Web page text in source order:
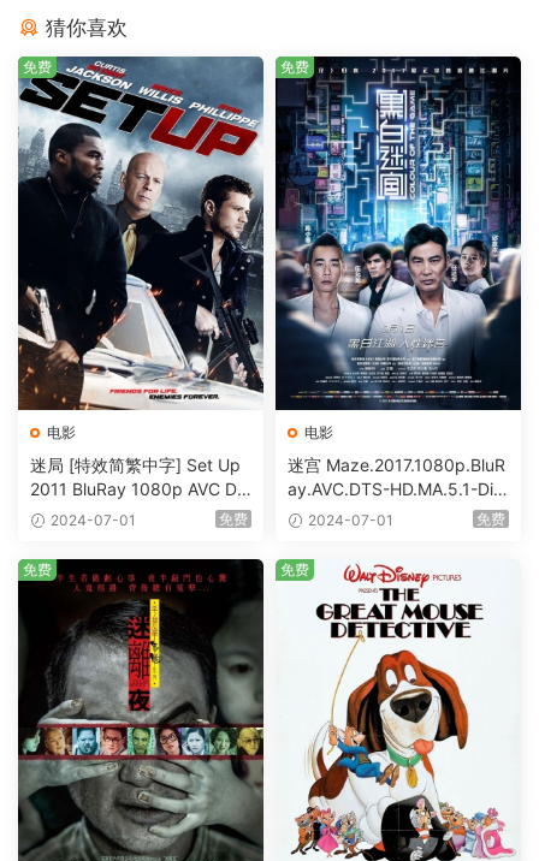
猜你喜欢
电影
迷局 [特效简繁中字] Set Up
2011 BluRay 1080p AVC DT
S-HD MA5.1-shhaclm@CHD
2024-07-01 免费
免费
电影
迷宫 Maze.2017.1080p.BluR
ay.AVC.DTS-HD.MA.5.1-DiY
@HDHome [BDISO 19.7GB]
2024-07-01 免费
免费
免费 免费